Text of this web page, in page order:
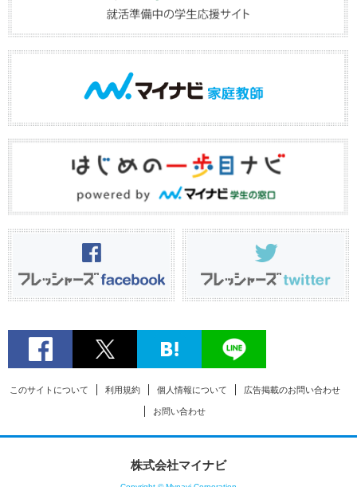
このサイトについて 利用規約 個人情報について 広告掲載のお問い合わせ
お問い合わせ
株式会社マイナビ